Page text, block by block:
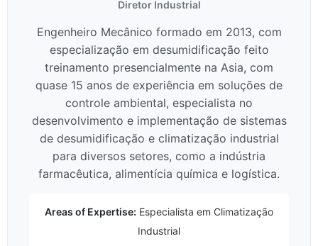
Diretor Industrial
Engenheiro Mecânico formado em 2013, com
especialização em desumidificação feito
treinamento presencialmente na Asia, com
quase 15 anos de experiência em soluções de
controle ambiental, especialista no
desenvolvimento e implementação de sistemas
de desumidificação e climatização industrial
para diversos setores, como a indústria
farmacêutica, alimentícia química e logística.
Areas of Expertise: Especialista em Climatização
Industrial